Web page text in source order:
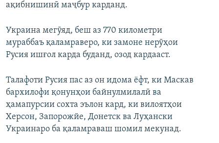
ақибнишинӣ маҷбур карданд.
Украина мегӯяд, беш аз 770 километри
мураббаъ қаламраверо, ки замоне нерӯҳои
Русия ишғол карда буданд, озод кардааст.
Талафоти Русия пас аз он идома ёфт, ки Маскав
бархилофи қонунҳои байнулмилалӣ ва
ҳамапурсии сохта эълон кард, ки вилоятҳои
Херсон, Запорожйе, Донетск ва Луҳански
Украинаро ба қаламраваш шомил мекунад.